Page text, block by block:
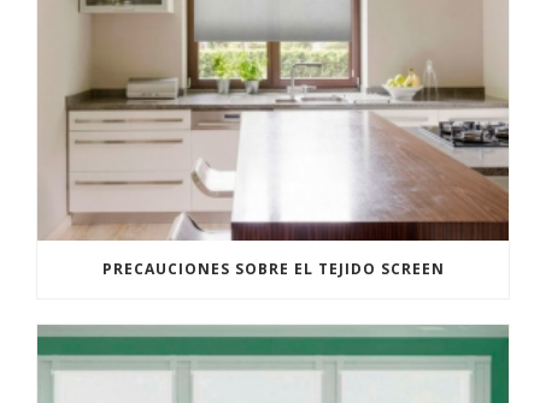
PRECAUCIONES SOBRE EL TEJIDO SCREEN